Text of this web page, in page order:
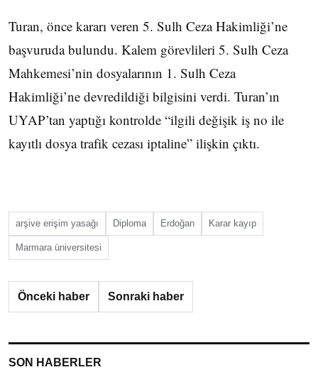
Turan, önce kararı veren 5. Sulh Ceza Hakimliği’ne
başvuruda bulundu. Kalem görevlileri 5. Sulh Ceza
Mahkemesi’nin dosyalarının 1. Sulh Ceza
Hakimliği’ne devredildiği bilgisini verdi. Turan’ın
UYAP’tan yaptığı kontrolde “ilgili değişik iş no ile
kayıtlı dosya trafik cezası iptaline” ilişkin çıktı.
arşive erişim yasağı Diploma Erdoğan Karar kayıp
Marmara üniversitesi
Önceki haber Sonraki haber
SON HABERLER